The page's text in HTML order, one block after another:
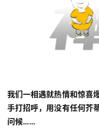
我们一相遇就热情和惊喜
手打招呼，用没有任何芥
问候……